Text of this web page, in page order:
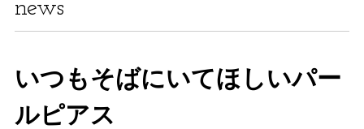
news
いつもそばにいてほしいパー
ルピアス